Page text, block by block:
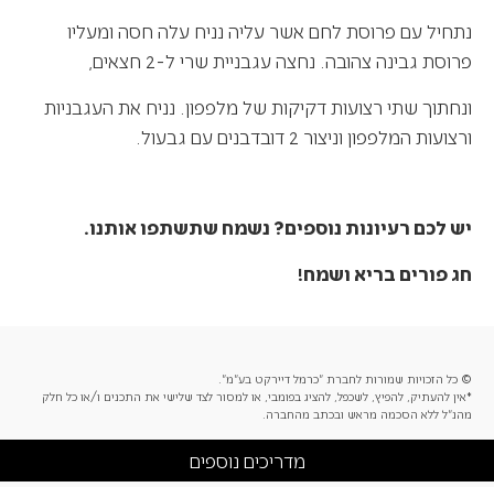
נתחיל עם פרוסת לחם אשר עליה נניח עלה חסה ומעליו
פרוסת גבינה צהובה. נחצה עגבניית שרי ל-2 חצאים,
ונחתוך שתי רצועות דקיקות של מלפפון. נניח את העגבניות
ורצועות המלפפון וניצור 2 דובדבנים עם גבעול.
יש לכם רעיונות נוספים? נשמח שתשתפו אותנו.
חג פורים בריא ושמח!
© כל הזכויות שמורות לחברת "כרמל דיירקט בע"מ".
*אין להעתיק, להפיץ, לשכפל, להציג בפומבי, או למסור לצד שלישי את התכנים ו/או כל חלק
מהנ"ל ללא הסכמה מראש ובכתב מהחברה.
מדריכים נוספים